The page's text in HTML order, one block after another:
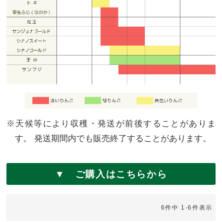
※天候等により収穫・発送が前後することがありま
す。 発送期間内でも販売終了することがあります。
▼ ご購入はこちらから
6件中 1 -6 件表示